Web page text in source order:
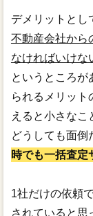
デメリットとし
不動産会社から
なければいけな
というところが
られるメリット
えると小さなこ
どうしても面倒
時でも一括査定
1社だけの依頼
されていると思